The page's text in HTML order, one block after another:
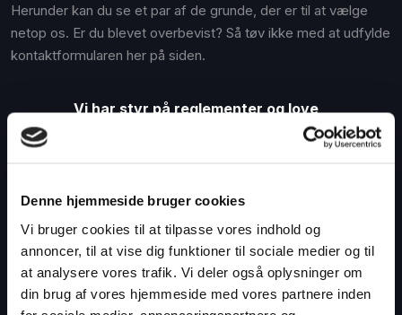
Denne hjemmeside bruger cookies
Vi bruger cookies til at tilpasse vores indhold og
annoncer, til at vise dig funktioner til sociale medier og til
at analysere vores trafik. Vi deler også oplysninger om
din brug af vores hjemmeside med vores partnere inden
Herunder kan du se et par af de grunde, der er til at vælge
netop os. Er du blevet overbevist? Så tøv ikke med at udfylde
kontaktformularen her på siden.
Vi har styr på reglementer og love
Fiskbæk Entreprise kan rådgive dig om gældende
Fokus på ordentlighed og kvalitet
kompromis med kvaliteten.
Mange års erfaring
Vi har mange års erfaring indenfor entreprenør- og